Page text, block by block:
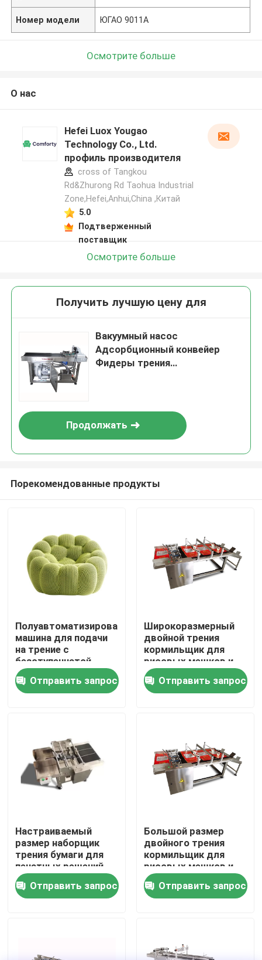
Домой
Продукты
Видеозаписи
Экскурсия по заводу
Свяжитесь с нами
Новости
Запросите цитату
Номер модели ЮГАО 9011А
Осмотрите больше
О нас
Hefei Luox Yougao
Technology Co., Ltd.
профиль производителя
cross of Tangkou
Rd&Zhurong Rd Taohua Industrial
Zone,Hefei,Anhui,China ,Китай
5.0
Подтверженный
поставщик
Осмотрите больше
Получить лучшую цену для
Вакуумный насос
Адсорбционный конвейер
Фидеры трения
Продолжать
Порекомендованные продукты
Полуавтоматизированная
машина для подачи
на трение с
безступенчатой
скоростью
Отправить запрос
Широкоразмерный
двойной трения
кормильщик для
рисовых мешков и
зерновых мешков в
больших размерах
Отправить запрос
Настраиваемый
размер наборщик
трения бумаги для
печатных решений
Отправить запрос
Большой размер
двойного трения
кормильщик для
рисовых мешков и
зерновых мешков
Отправить запрос